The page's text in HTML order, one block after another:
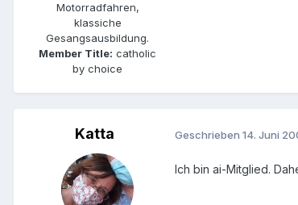
Motorradfahren,
klassiche
Gesangsausbildung.
Member Title: catholic
by choice
Katta Geschrieben 14. Juni
Ich bin ai-Mitglied.